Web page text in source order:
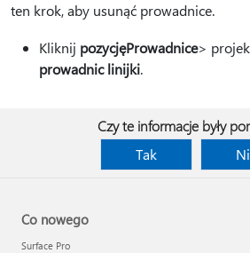
ten krok, aby usunąć prowadnice.
Kliknij pozycjęProwadnice>
prowadnic linijki.
Czy te informacje były
Tak
Co nowego
Surface Pro